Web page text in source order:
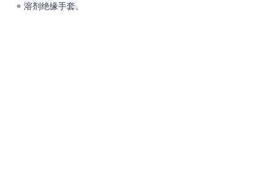
● 溶剂绝缘手套。